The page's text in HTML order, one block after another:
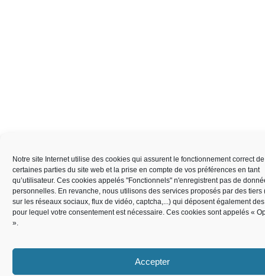
Notre site Internet utilise des cookies qui assurent le fonctionnement correct de
certaines parties du site web et la prise en compte de vos préférences en tant
qu’utilisateur. Ces cookies appelés "Fonctionnels" n'enregistrent pas de
personnelles. En revanche, nous utilisons des services proposés par des tiers
sur les réseaux sociaux, flux de vidéo, captcha,...) qui déposent également
pour lequel votre consentement est nécessaire. Ces cookies sont appelés «
».
Accepter